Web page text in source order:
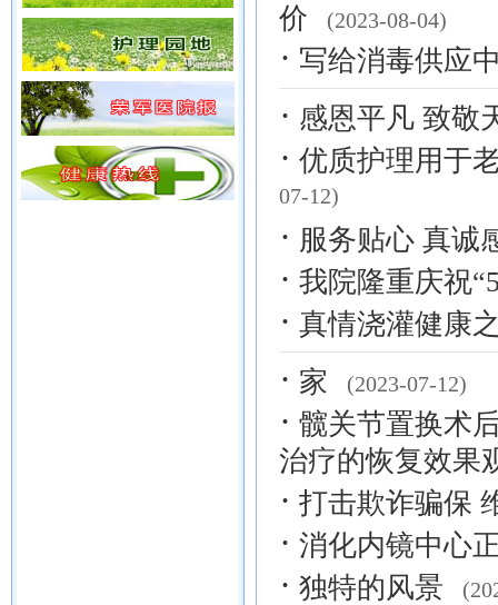
价
(2023-08-04)
· 写给消毒供应
· 感恩平凡 致敬
· 优质护理用于
07-12)
· 服务贴心 真诚
· 我院隆重庆祝
· 真情浇灌健康
· 家 (2023-07-12)
· 髋关节置换术
治疗的恢复效果
· 打击欺诈骗保
· 消化内镜中心
· 独特的风景